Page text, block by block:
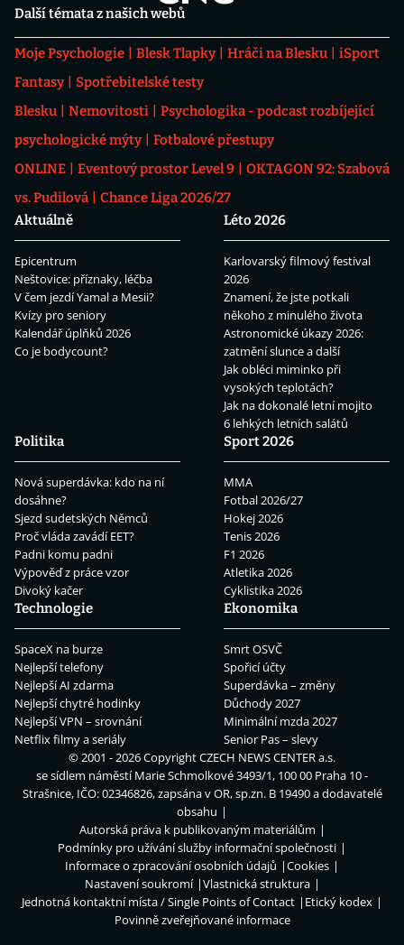
Další témata z našich webů
Moje Psychologie Blesk Tlapky Hráči na Blesku
iSport
Fantasy
Spotřebitelské testy
Blesku
Nemovitosti
Psychologika - podcast rozbíjející
psychologické mýty
Fotbalové přestupy
ONLINE
Eventový prostor Level 9
OKTAGON 92: Szabová
vs. Pudilová
Chance Liga 2026/27
Aktuálně
Epicentrum
Neštovice: příznaky, léčba
V čem jezdí Yamal a Mesii?
Kvízy pro seniory
Kalendář úplňků 2026
Co je bodycount?
Léto 2026
Karlovarský filmový festival
2026
Znamení, že jste potkali
někoho z minulého života
Astronomické úkazy 2026:
zatmění slunce a další
Jak obléci miminko při
vysokých teplotách?
Jak na dokonalé letní mojito
6 lehkých letních salátů
Politika
Nová superdávka: kdo na ní
dosáhne?
Sjezd sudetských Němců
Proč vláda zavádí EET?
Padni komu padni
Výpověď z práce vzor
Divoký kačer
Sport 2026
MMA
Fotbal 2026/27
Hokej 2026
Tenis 2026
F1 2026
Atletika 2026
Cyklistika 2026
Technologie
SpaceX na burze
Nejlepší telefony
Nejlepší AI zdarma
Nejlepší chytré hodinky
Nejlepší VPN – srovnání
Netflix filmy a seriály
Ekonomika
Smrt OSVČ
Spořicí účty
Superdávka – změny
Důchody 2027
Minimální mzda 2027
Senior Pas – slevy
© 2001 - 2026 CopyrightCZECH NEWS CENTER a.s.
se sídlem náměstí Marie Schmolkové 3493/1, 100 00 Praha 10 -
Strašnice, IČO: 02346826, zapsána v OR, sp.zn. B 19490 a dodavatelé
obsahu
Autorská práva k publikovaným materiálům
Podmínky pro užívání služby informační společnosti
Informace o zpracování osobních údajů
Cookies
Nastavení soukromí
Vlastnická struktura
Jednotná kontaktní místa / Single Points of Contact
Etický kodex
Povinně zveřejňované informace